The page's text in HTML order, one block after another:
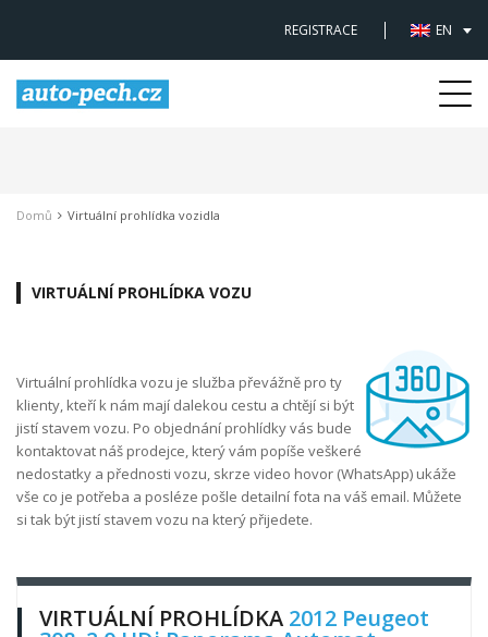
REGISTRACE EN
Domů Virtuální prohlídka vozidla
VIRTUÁLNÍ PROHLÍDKA VOZU
Virtuální prohlídka vozu je služba převážně pro ty
klienty, kteří k nám mají dalekou cestu a chtějí si být
jistí stavem vozu. Po objednání prohlídky vás bude
kontaktovat náš prodejce, který vám popíše veškeré
nedostatky a přednosti vozu, skrze video hovor (WhatsApp) ukáže
vše co je potřeba a posléze pošle detailní fota na váš email. Můžete
si tak být jistí stavem vozu na který přijedete.
VIRTUÁLNÍ PROHLÍDKA 2012 Peugeot